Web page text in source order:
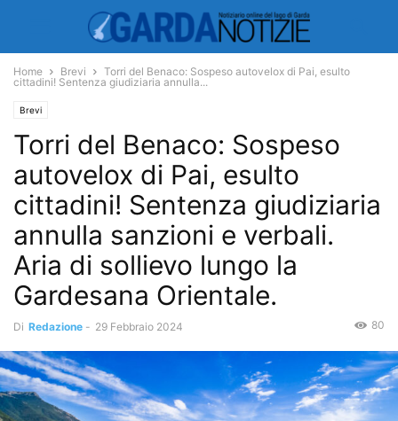
Home Brevi
Torri del Benaco: Sospeso autovelox di Pai, esulto
cittadini! Sentenza giudiziaria annulla...
Brevi
Torri del Benaco: Sospeso
autovelox di Pai, esulto
cittadini! Sentenza giudiziaria
annulla sanzioni e verbali.
Aria di sollievo lungo la
Gardesana Orientale.
Di Redazione - 29 Febbraio 2024 80